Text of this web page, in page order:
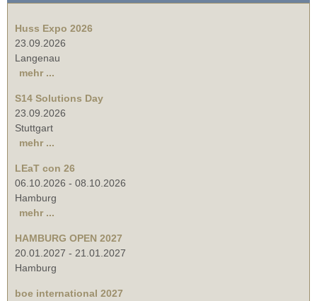
Huss Expo 2026
23.09.2026
Langenau
mehr ...
S14 Solutions Day
23.09.2026
Stuttgart
mehr ...
LEaT con 26
06.10.2026 - 08.10.2026
Hamburg
mehr ...
HAMBURG OPEN 2027
20.01.2027 - 21.01.2027
Hamburg
boe international 2027